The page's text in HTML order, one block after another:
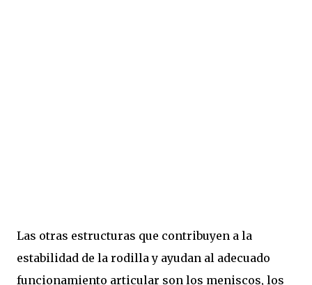
Las otras estructuras que contribuyen a la
estabilidad de la rodilla y ayudan al adecuado
funcionamiento articular son los meniscos, los